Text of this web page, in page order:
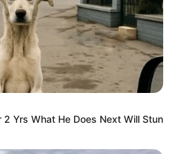
Yrs What He Does Next Will Stun